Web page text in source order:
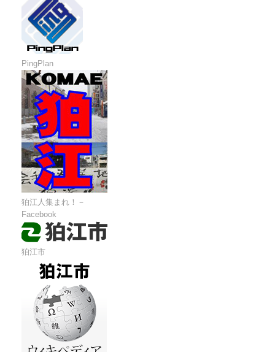
PingPlan
狛江人集まれ！－
Facebook
狛江市